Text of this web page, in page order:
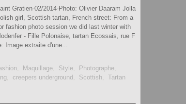
Gratien-02/2014-Photo: Olivier Daaram Jolla
girl, Scottish tartan, French street: From a
fashion photo session we did last winter with
- Fille Polonaise, tartan Ecossais, rue F
Image extraite d'une...
, Maquillage, Style, Photographe,
, creepers underground , Scottish, Tartan